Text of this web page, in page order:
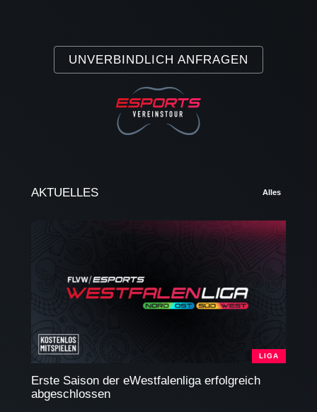
UNVERBINDLICH ANFRAGEN
AKTUELLES Alles
LIGA
Erste Saison der eWestfalenliga erfolgreich
abgeschlossen